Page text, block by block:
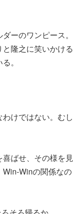
ーのワンピース。
隆之に笑いかける
。
けではない。むし
ばせ、その様を見
Winの関係なの